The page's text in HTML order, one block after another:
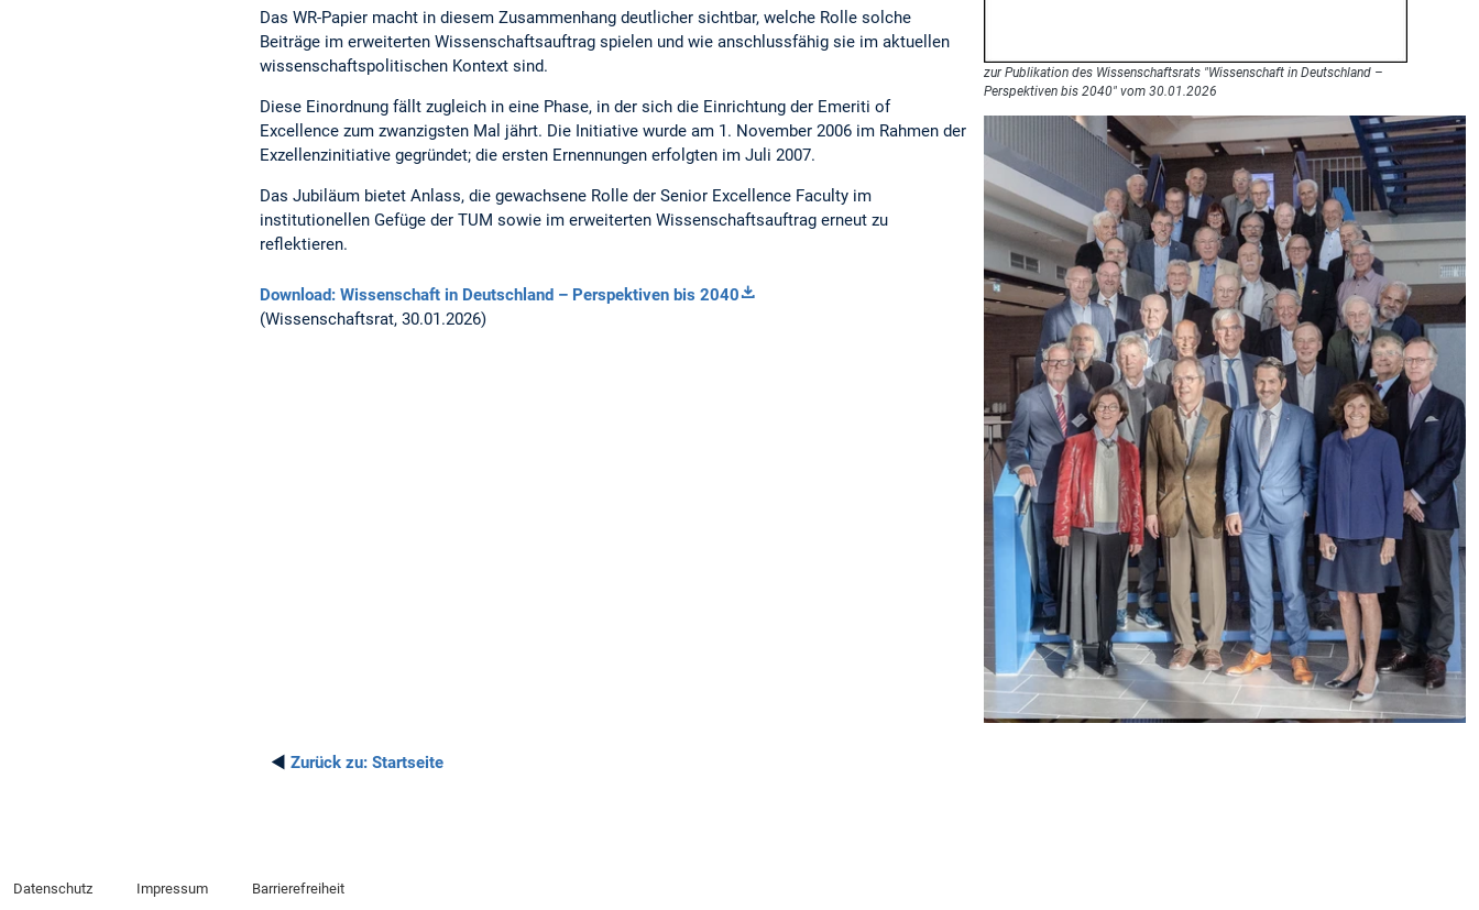
zur Publikation des Wissenschaftsrats "Wissenschaft in Deutschland –
Perspektiven bis 2040" vom 30.01.2026
Das WR-Papier macht in diesem Zusammenhang deutlicher sichtbar, welche Rolle solche
Beiträge im erweiterten Wissenschaftsauftrag spielen und wie anschlussfähig sie im aktuellen
wissenschaftspolitischen Kontext sind.
Diese Einordnung fällt zugleich in eine Phase, in der sich die Einrichtung der Emeriti of
Excellence zum zwanzigsten Mal jährt. Die Initiative wurde am 1. November 2006 im Rahmen der
Exzellenzinitiative gegründet; die ersten Ernennungen erfolgten im Juli 2007.
Das Jubiläum bietet Anlass, die gewachsene Rolle der Senior Excellence Faculty im
institutionellen Gefüge der TUM sowie im erweiterten Wissenschaftsauftrag erneut zu
reflektieren.
Download: Wissenschaft in Deutschland – Perspektiven bis 2040
(Wissenschaftsrat, 30.01.2026)
◄ Zurück zu: Startseite
Datenschutz Impressum Barrierefreiheit